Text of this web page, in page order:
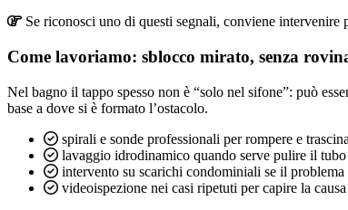
Se riconosci uno di questi segnali, conviene intervenire
Come lavoriamo: sblocco mirato, senza
Nel bagno il tappo spesso non è “solo nel sifone”: può
base a dove si è formato l’ostacolo.
spirali e sonde professionali per rompere e
lavaggio idrodinamico quando serve pulire il
intervento su scarichi condominiali se il problema
videoispezione nei casi ripetuti per capire la